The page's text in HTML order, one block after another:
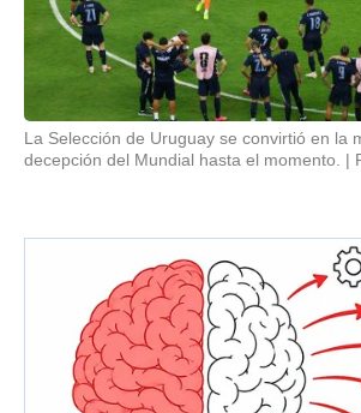
La Selección de Uruguay se convirtió en la
decepción del Mundial hasta el momento.